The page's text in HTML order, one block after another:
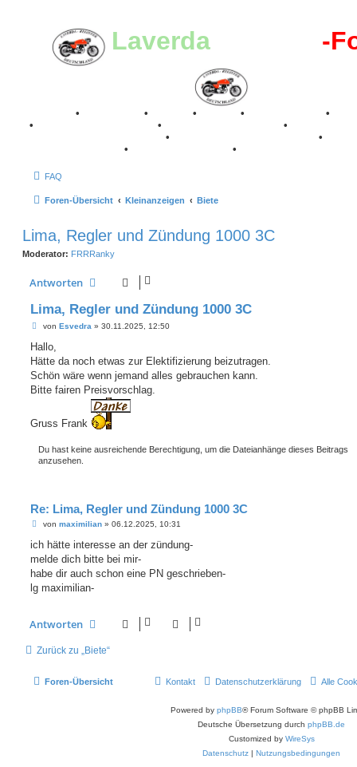
Laverda-Register -
• • • • •
•
•
•
•
•
• •
FAQ
Foren-Übersicht Kleinanzeigen Biete
Lima, Regler und Zündung 1000 3C
Moderator: FRRRanky
Antworten
Lima, Regler und Zündung 1000 3C
B
i
r
a
von Esvedra » 30.11.2025, 12:50
Hallo,
Hätte da noch etwas zur Elektifizierung beizutragen.
Schön wäre wenn jemand alles gebrauchen kann.
Bitte fairen Preisvorschlag.
Gruss Frank
Du hast keine ausreichende Berechtigung, um die Dateianhänge dieses Beitrags
anzusehen.
Re: Lima, Regler und Zündung 1000 3C
B
i
r
a
von maximilian» 06.12.2025, 10:31
ich hätte interesse an der zündung-
melde dich bitte bei mir-
habe dir auch schon eine PN geschrieben-
lg maximilian-
Antworten
Zurück zu „Biete“
Foren-Übersicht Alle
Datenschutzerklärung
Kontakt
Powered by phpBB® Forum Software © phpBB
Deutsche Übersetzung durch phpBB.de
Customized by WireSys
Datenschutz
Nutzungsbedingungen